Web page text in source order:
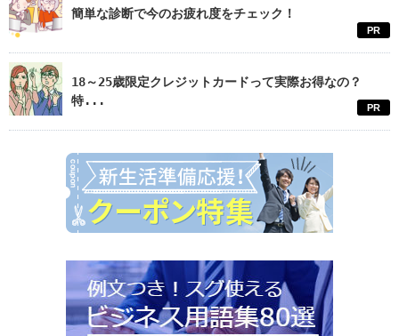
簡単な診断で今のお疲れ度をチェック！
PR
18～25歳限定クレジットカードって実際お得なの？
特...
PR